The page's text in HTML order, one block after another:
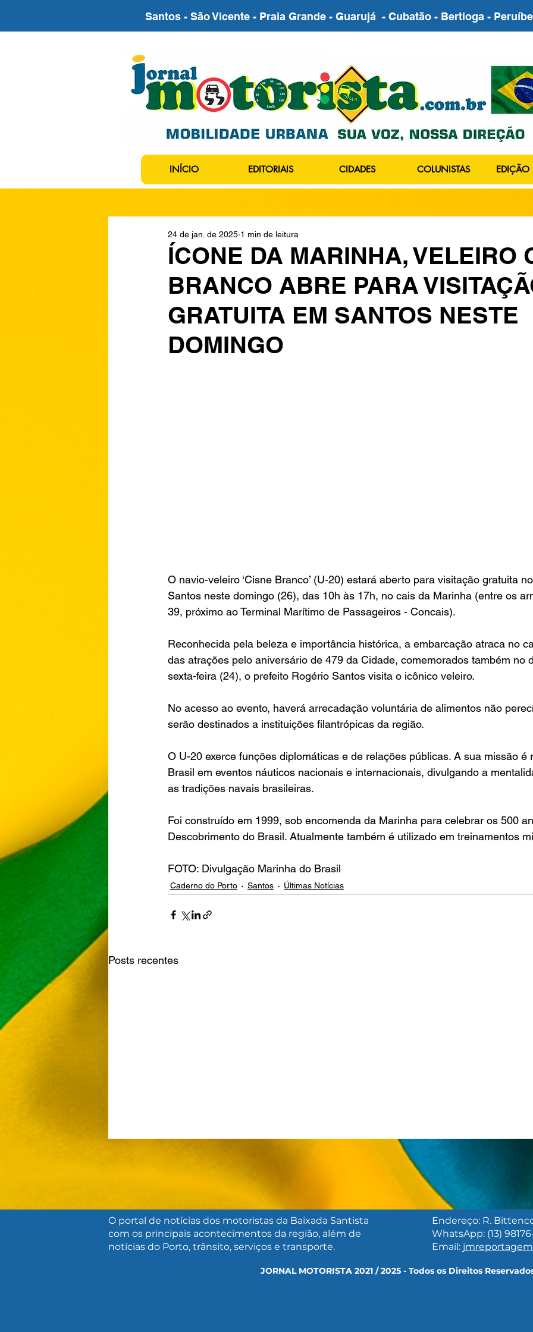
Santos - São Vicente - Praia Grande - Guarujá - Cubatão - Bertioga -
INÍCIO EDITORIAIS CIDADES COLUNISTAS EDIÇÃO
ÍCONE DA MARINHA, VELEIRO
BRANCO ABRE PARA
GRATUITA EM SANTOS NESTE
DOMINGO
24 de jan. de 2025 1 min de leitura
O navio-veleiro ‘Cisne Branco’ (U-20) estará aberto para visitação gratuita
Santos neste domingo (26), das 10h às 17h, no cais da Marinha (entre os
39, próximo ao Terminal Marítimo de Passageiros - Concais).
Reconhecida pela beleza e importância histórica, a embarcação atraca no
das atrações pelo aniversário de 479 da Cidade, comemorados também no
sexta-feira (24), o prefeito Rogério Santos visita o icônico veleiro.
No acesso ao evento, haverá arrecadação voluntária de alimentos não
serão destinados a instituições filantrópicas da região.
O U-20 exerce funções diplomáticas e de relações públicas. A sua missão
Brasil em eventos náuticos nacionais e internacionais, divulgando a
as tradições navais brasileiras.
Foi construído em 1999, sob encomenda da Marinha para celebrar os 500
Descobrimento do Brasil. Atualmente também é utilizado em treinamentos
FOTO: Divulgação Marinha do Brasil
Caderno do Porto Santos Últimas Notícias
Posts recentes
ACS CELEBRA O
PORTO DE SANTOS
MAIOR MOVIMENTO DE
O portal de notícias dos motoristas da Baixada Santista
com os principais acontecimentos da região, além de
notícias do Porto, trânsito, serviços e transporte.
Endereço: R.
WhatsApp: (13)
Email:
JORNAL MOTORISTA 2021 / 2025 - Todos os Direitos